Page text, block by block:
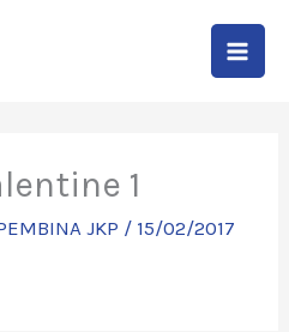
1
JKP / 15/02/2017